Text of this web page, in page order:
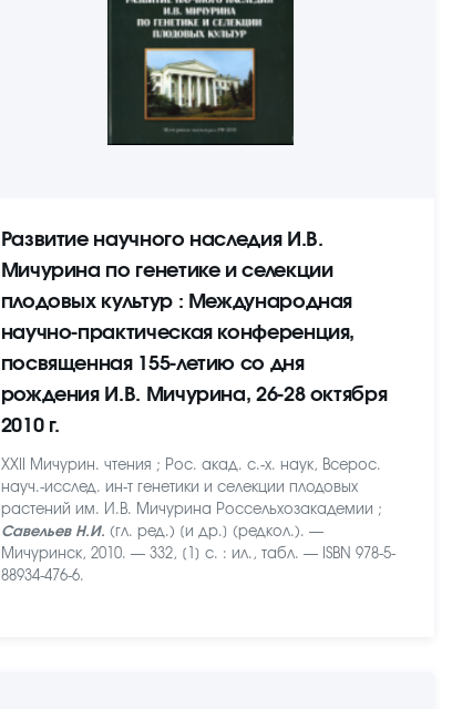
Развитие научного наследия И.В.
Мичурина по генетике и селекции
плодовых культур : Международная
научно-практическая конференция,
посвященная 155-летию со дня
рождения И.В. Мичурина, 26-28 октября
2010 г.
XXII Мичурин. чтения ; Рос. акад. с.-х. наук, Всерос.
науч.-исслед. ин-т генетики и селекции плодовых
растений им. И.В. Мичурина Россельхозакадемии ;
Савельев Н.И. (гл. ред.) [и др.] (редкол.). —
Мичуринск, 2010. — 332, [1] c. : ил., табл. — ISBN 978-5-
88934-476-6.